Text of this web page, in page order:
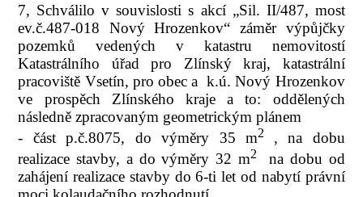
7, Schválilo v souvislosti s akcí „Sil. II/487, most
ev.č.487-018 Nový Hrozenkov“ záměr výpůjčky
pozemků vedených v katastru nemovitostí
Katastrálního úřad pro Zlínský kraj, katastrální
pracoviště Vsetín, pro obec a k.ú. Nový Hrozenkov
ve prospěch Zlínského kraje a to: oddělených
následně zpracovaným geometrickým plánem
- část p.č.8075, do výměry 35 m2 , na dobu
realizace stavby, a do výměry 32 m2
na dobu od
zahájení realizace stavby do 6-ti let od nabytí právní